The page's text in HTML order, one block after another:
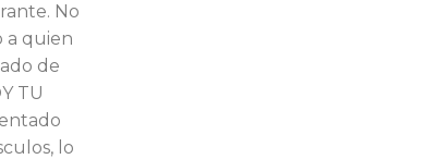
No
a quien
de
TU
lo